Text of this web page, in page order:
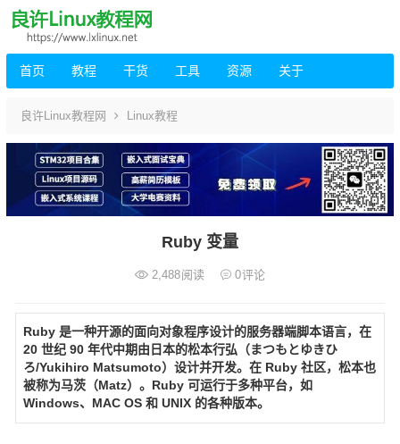
首页 教程 干货 工具 资源 关于
良许Linux教程网 Linux教程
Ruby 变量
2,488阅读 0评论
Ruby 是一种开源的面向对象程序设计的服务器端脚本语言，在
20 世纪 90 年代中期由日本的松本行弘（まつもとゆきひ
ろ/Yukihiro Matsumoto）设计并开发。在 Ruby 社区，松本也
被称为马茨（Matz）。Ruby 可运行于多种平台，如
Windows、MAC OS 和 UNIX 的各种版本。